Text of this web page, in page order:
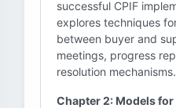
successful CPIF
explores techniques
between buyer and
meetings, progress
resolution mechanisms.
Chapter 2: Models for